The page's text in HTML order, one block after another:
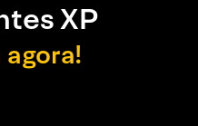
XP
agora!